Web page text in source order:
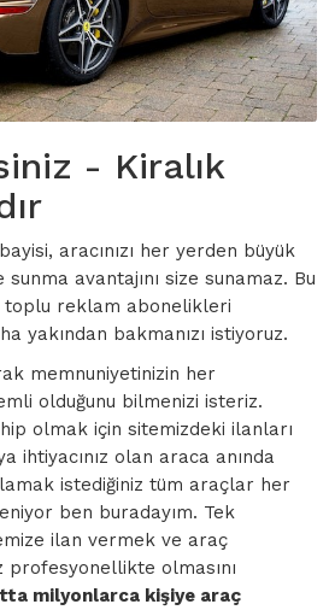
- Kiralık
aracınızı her yerden büyük
avantajını size sunamaz. Bu
toplu reklam abonelikleri
yakından bakmanızı istiyoruz.
memnuniyetinizin her
olduğunu bilmenizi isteriz.
olmak için sitemizdeki ilanları
ihtiyacınız olan araca anında
istediğiniz tüm araçlar her
ben buradayım. Tek
ilan vermek ve araç
profesyonellikte olmasını
milyonlarca kişiye araç